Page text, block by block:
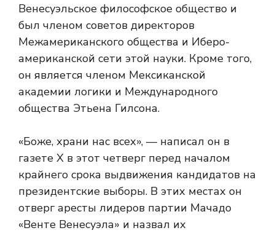
Венесуэльское философское общество и
был членом советов директоров
Межамериканского общества и Иберо-
американской сети этой науки. Кроме того,
он является членом Мексиканской
академии логики и Международного
общества Этьена Гилсона.
«Боже, храни нас всех», — написал он в
газете X в этот четверг перед началом
крайнего срока выдвижения кандидатов на
президентские выборы. В этих местах он
отверг аресты лидеров партии Мачадо
«Венте Венесуэла» и назвал их